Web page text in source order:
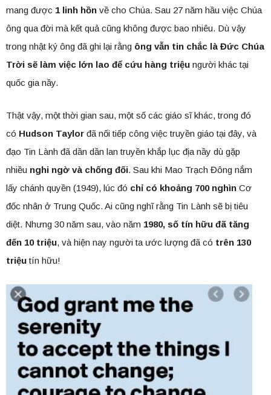
mang được 1 linh hồn về cho Chúa. Sau 27 năm hầu việc Chúa
ông qua đời mà kết quả cũng không được bao nhiêu. Dù vậy
trong nhật ký ông đã ghi lại rằng ông vẫn tin chắc là Đức Chúa
Trời sẽ làm việc lớn lao để cứu hàng triệu người khác tại
quốc gia nầy.
Thật vậy, một thời gian sau, một số các giáo sĩ khác, trong đó
có Hudson Taylor đã nối tiếp công việc truyền giáo tại đây, và
đạo Tin Lành đã dần dần lan truyền khắp lục địa nầy dù gặp
nhiều nghi ngờ và chống đối. Sau khi Mao Trạch Đông nắm
lấy chánh quyền (1949), lúc đó chỉ có khoảng 700 nghìn Cơ
đốc nhân ở Trung Quốc. Ai cũng nghĩ rằng Tin Lành sẽ bị tiêu
diệt. Nhưng 30 năm sau, vào năm 1980, số tín hữu đã tăng
đến 10 triệu, và hiện nay người ta ước lượng đã có trên 130
triệutín hữu!